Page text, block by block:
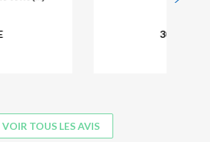
30/07/2026 - CADIOT
VOIR TOUS LES AVIS